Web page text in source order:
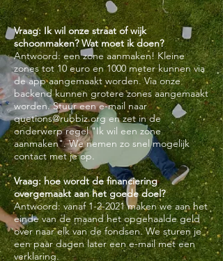
Vraag: Ik wil onze straat of wijk
schoonmaken? Wat moet ik doen?
Antwoord: een zone aanmaken! Kleine
zones tot 10 euro en 1000 meter kunnen via
de app aangemaakt worden. Via onze
backend kunnen grotere zones aangemaakt
worden. Stuur een e-mail naar
quetions@rubbiz.org en zet in de
onderwerp regel "Ik wil een zone
aanmaken". We nemen zo snel mogelijk
contact met je op.
Vraag: hoe wordt de financiering
overgemaakt aan het goede doel?
Antwoord: vanaf 1-2-2021 maken we aan het
einde van de maand het opgehaalde geld
over naar elk van de fondsen. We sturen je
een paar dagen later een e-mail met een
verklaring.